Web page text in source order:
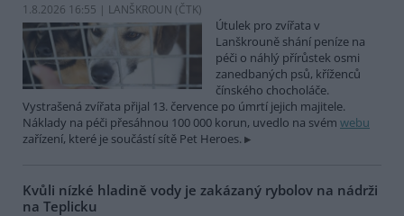
1.8.2026 16:55 | LANŠKROUN (ČTK)
Útulek pro zvířata v
Lanškrouně shání peníze na
péči o náhlý přírůstek osmi
zanedbaných psů, kříženců
čínského chocholáče.
Vystrašená zvířata přijal 13. července po úmrtí jejich majitele.
Náklady na péči přesáhnou 100 000 korun, uvedlo na svém webu
zařízení, které je součástí sítě Pet Heroes.
Kvůli nízké hladině vody je zakázaný rybolov na nádrži
na Teplicku